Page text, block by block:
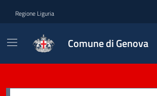
Regione Liguria
Comune di Genova